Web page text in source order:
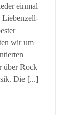
einmal
Liebenzell-
wir um
über Rock
Die [...]